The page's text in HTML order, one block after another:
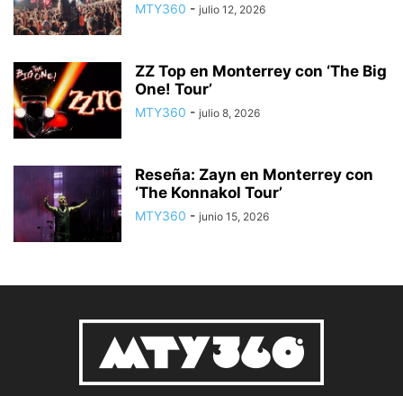
MTY360 - julio 12, 2026
ZZ Top en Monterrey con ‘The Big
One! Tour’
MTY360 - julio 8, 2026
Reseña: Zayn en Monterrey con
‘The Konnakol Tour’
MTY360 - junio 15, 2026